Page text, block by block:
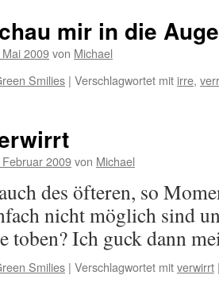
mir in die
2009von Michael
Smilies | Verschlagwortet mit irre,
Februar 2009von Michael
des öfteren, so
nicht möglich sind
toben? Ich guck dann
Smilies | Verschlagwortet mitverwirrt